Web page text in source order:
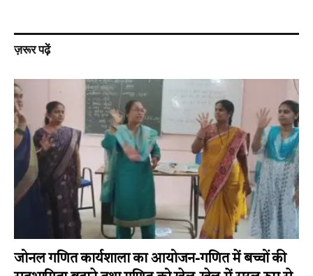
ज़रूर पढ़ें
जोनल गणित कार्यशाला का आयोजन-गणित में बच्चों की